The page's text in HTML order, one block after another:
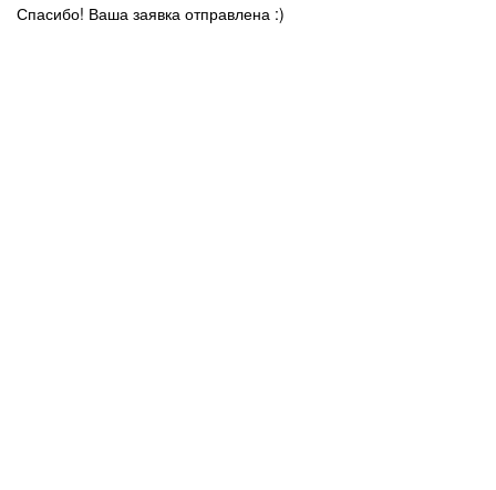
Спасибо! Ваша заявка отправлена :)